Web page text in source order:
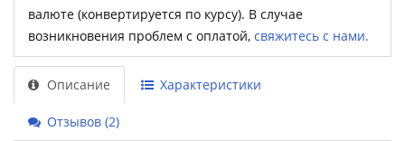
валюте (конвертируется по курсу). В случае
возникновения проблем с оплатой, свяжитесь с нами.
Описание Характеристики
Отзывов (2)